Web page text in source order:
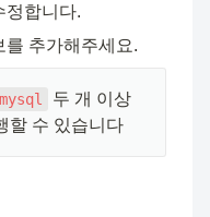
정합니다.
를 추가해주세요.
두 개 이상
할 수 있습니다